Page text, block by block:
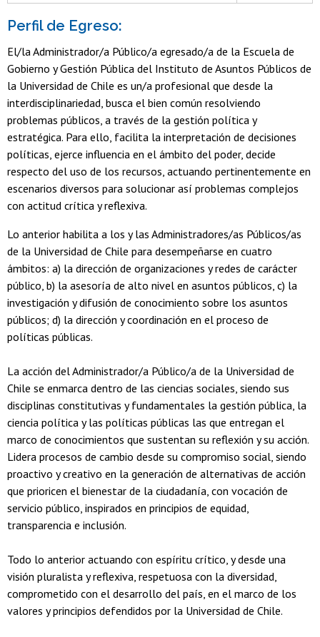
Perfil de Egreso:
El/la Administrador/a Público/a egresado/a de la Escuela de
Gobierno y Gestión Pública del Instituto de Asuntos Públicos de
la Universidad de Chile es un/a profesional que desde la
interdisciplinariedad, busca el bien común resolviendo
problemas públicos, a través de la gestión política y
estratégica. Para ello, facilita la interpretación de decisiones
políticas, ejerce influencia en el ámbito del poder, decide
respecto del uso de los recursos, actuando pertinentemente en
escenarios diversos para solucionar así problemas complejos
con actitud crítica y reflexiva.
Lo anterior habilita a los y las Administradores/as Públicos/as
de la Universidad de Chile para desempeñarse en cuatro
ámbitos: a) la dirección de organizaciones y redes de carácter
público, b) la asesoría de alto nivel en asuntos públicos, c) la
investigación y difusión de conocimiento sobre los asuntos
públicos; d) la dirección y coordinación en el proceso de
políticas públicas.
La acción del Administrador/a Público/a de la Universidad de
Chile se enmarca dentro de las ciencias sociales, siendo sus
disciplinas constitutivas y fundamentales la gestión pública, la
ciencia política y las políticas públicas las que entregan el
marco de conocimientos que sustentan su reflexión y su acción.
Lidera procesos de cambio desde su compromiso social, siendo
proactivo y creativo en la generación de alternativas de acción
que prioricen el bienestar de la ciudadanía, con vocación de
servicio público, inspirados en principios de equidad,
transparencia e inclusión.
Todo lo anterior actuando con espíritu crítico, y desde una
visión pluralista y reflexiva, respetuosa con la diversidad,
comprometido con el desarrollo del país, en el marco de los
valores y principios defendidos por la Universidad de Chile.